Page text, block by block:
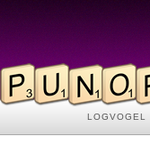
LOGVOGEL